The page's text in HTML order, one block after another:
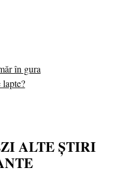
în gura
ALTE ȘTIRI